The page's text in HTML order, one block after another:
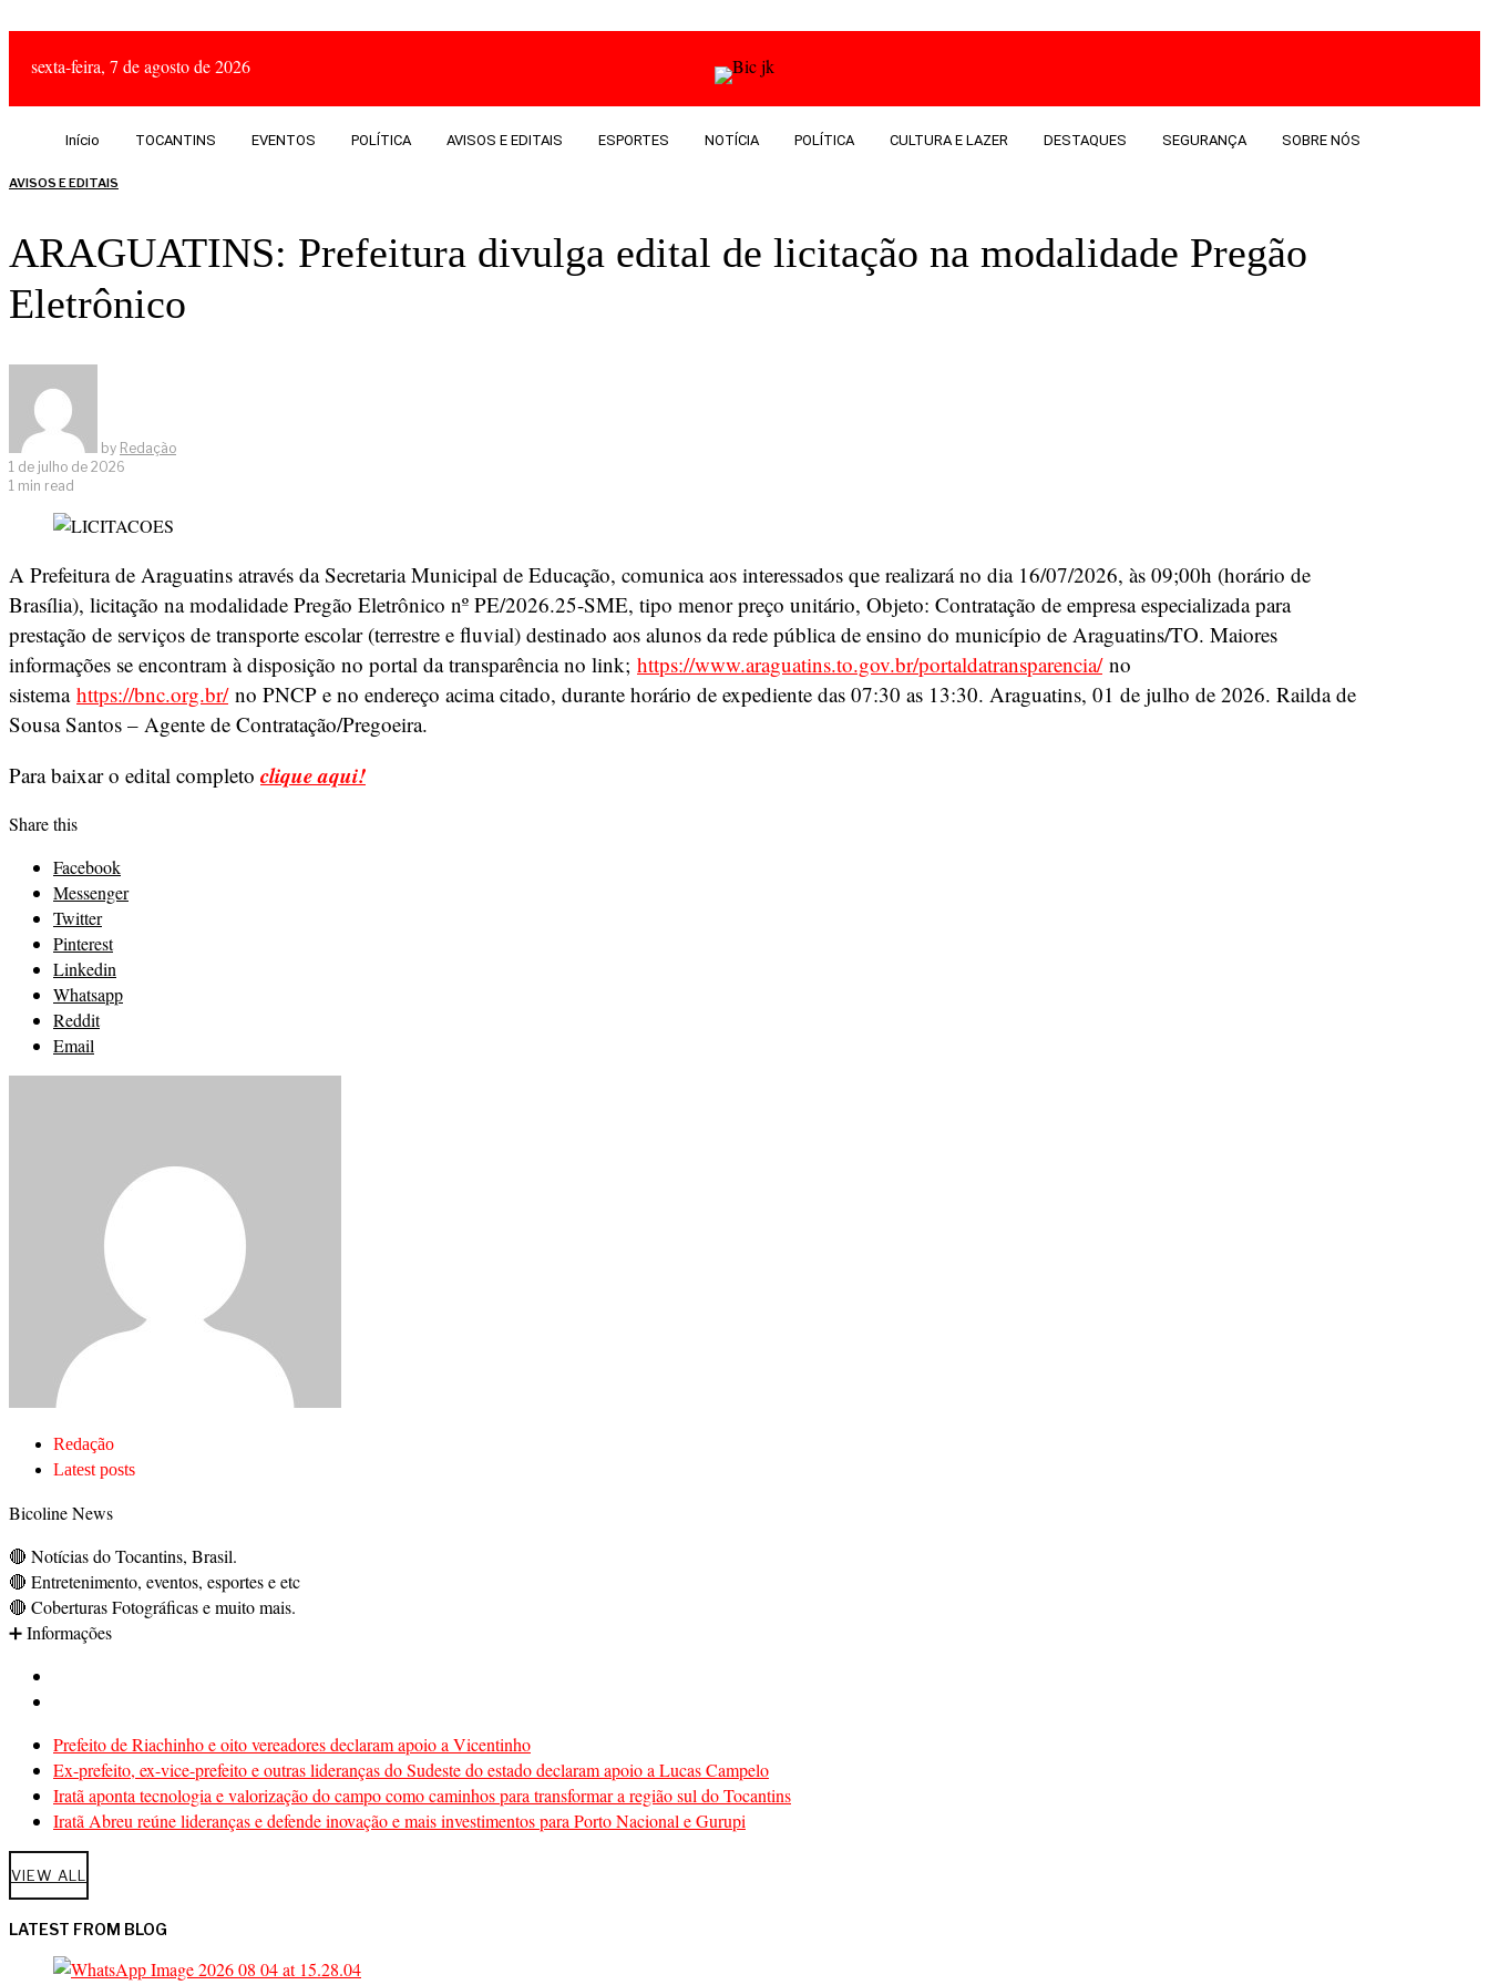
sexta-feira, 7 de agosto de 2026
Início TOCANTINS EVENTOS POLÍTICA AVISOS E EDITAIS ESPORTES NOTÍCIA POLÍTICA CULTURA E LAZER DESTAQUES SEGURANÇA SOBRE NÓS
AVISOS E EDITAIS
ARAGUATINS: Prefeitura divulga edital de licitação na modalidade Pregão
Eletrônico
by Redação
1 de julho de 2026
1 min read
A Prefeitura de Araguatins através da Secretaria Municipal de Educação, comunica aos interessados que realizará no dia 16/07/2026, às 09;00h (horário de
Brasília), licitação na modalidade Pregão Eletrônico nº PE/2026.25-SME, tipo menor preço unitário, Objeto: Contratação de empresa especializada para
prestação de serviços de transporte escolar (terrestre e fluvial) destinado aos alunos da rede pública de ensino do município de Araguatins/TO. Maiores
informações se encontram à disposição no portal da transparência no link; https://www.araguatins.to.gov.br/portaldatransparencia/no
sistema https://bnc.org.br/no PNCP e no endereço acima citado, durante horário de expediente das 07:30 as 13:30. Araguatins, 01 de julho de 2026. Railda de
Sousa Santos – Agente de Contratação/Pregoeira.
Para baixar o edital completo clique aqui!
Share this
Facebook
Messenger
Twitter
Pinterest
Linkedin
Whatsapp
Reddit
Email
Redação
Latest posts
Bicoline News
🔴 Notícias do Tocantins, Brasil.
🔴 Entretenimento, eventos, esportes e etc
🔴 Coberturas Fotográficas e muito mais.
➕ Informações
Prefeito de Riachinho e oito vereadores declaram apoio a Vicentinho
Ex-prefeito, ex-vice-prefeito e outras lideranças do Sudeste do estado declaram apoio a Lucas Campelo
Iratã aponta tecnologia e valorização do campo como caminhos para transformar a região sul do Tocantins
Iratã Abreu reúne lideranças e defende inovação e mais investimentos para Porto Nacional e Gurupi
VIEW ALL
LATEST FROM BLOG